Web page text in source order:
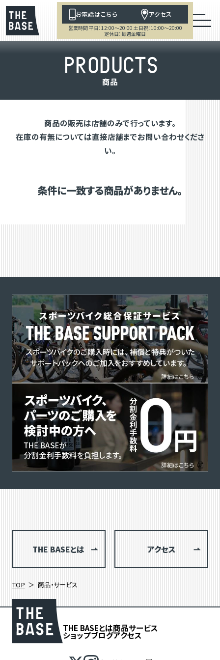
お電話はこちら アクセス
営業時間 平日：12:00～20:00 土日祝：10:00～20:00
定休日：毎週金曜日
PRODUCTS
商品
商品の販売は店舗のみで行っています。
在庫の有無については直接店舗までお問い合わせくださ
い。
条件に一致する商品がありません。
THE BASEとは アクセス
TOP 商品・サービス
THE BASEとは商品サービス
ショップブログアクセス